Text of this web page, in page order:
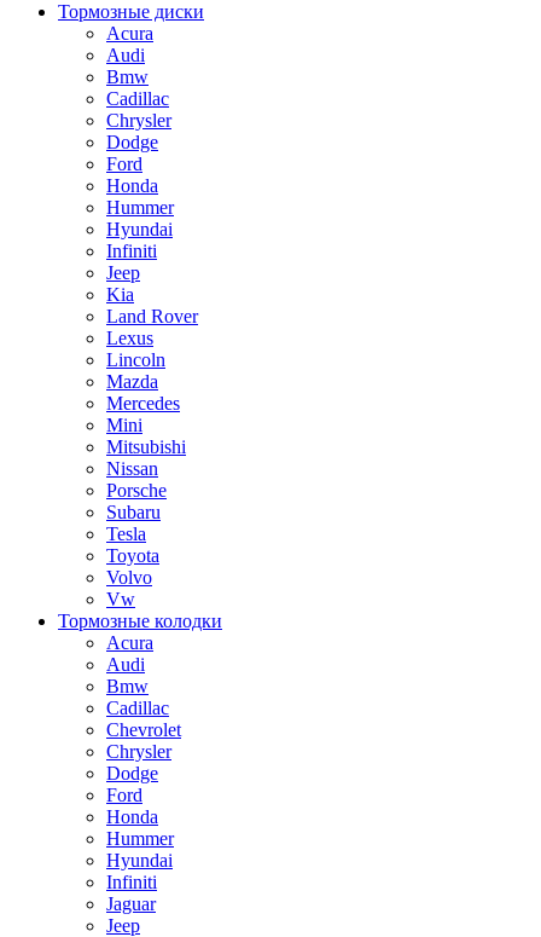
Тормозные диски
Acura
Audi
Bmw
Cadillac
Chrysler
Dodge
Ford
Honda
Hummer
Hyundai
Infiniti
Jeep
Kia
Land Rover
Lexus
Lincoln
Mazda
Mercedes
Mini
Mitsubishi
Nissan
Porsche
Subaru
Tesla
Toyota
Volvo
Vw
Тормозные колодки
Acura
Audi
Bmw
Cadillac
Chevrolet
Chrysler
Dodge
Ford
Honda
Hummer
Hyundai
Infiniti
Jaguar
Jeep